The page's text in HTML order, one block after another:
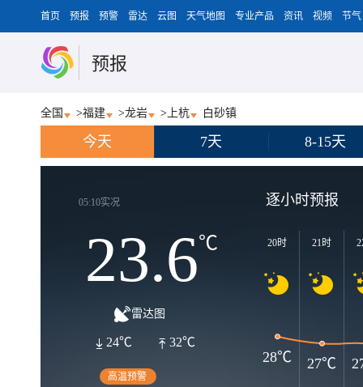
首页 预报 预警 雷达 云图 天气地图 专业产品 资讯 视频 节气
预报
全国 >福建 >龙岩 > 上杭 白砂镇
今天 7天 8-15天
05:10实况
23.6℃
雷达图
32℃
24℃
高温预警
逐小时预报
20时 21时
28℃ 27℃